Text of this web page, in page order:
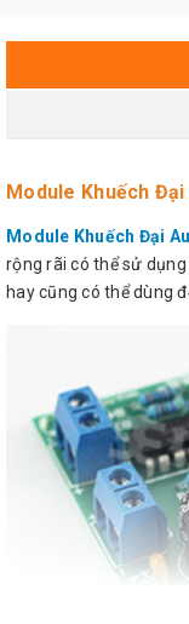
Module Khuếch
Module Khuếch Đại
rộng rãi có thể sử
hay cũng có thể dùng